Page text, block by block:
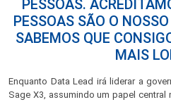
PESSOAS.
PESSOAS SÃO O
SABEMOS QUE
MAIS
Enquanto Data Lead irá liderar a
Sage X3, assumindo um papel